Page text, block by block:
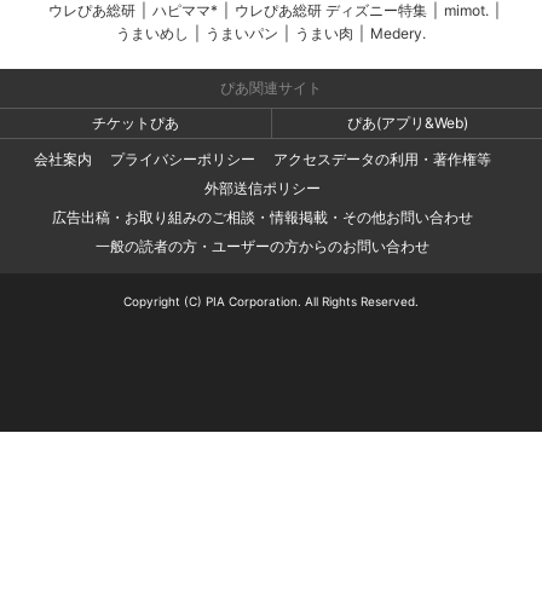
ウレぴあ総研 ハピママ* ウレぴあ総研 ディズニー特集 mimot.
うまいめし
うまいパン うまい肉 Medery.
ぴあ関連サイト
チケットぴあ
ぴあ(アプリ&Web)
会社案内
プライバシーポリシー
アクセスデータの利用・著作権等
外部送信ポリシー
広告出稿・お取り組みのご相談・情報掲載・その他お問い合わせ
一般の読者の方・ユーザーの方からのお問い合わせ
Copyright (C) PIA Corporation. All Rights Reserved.